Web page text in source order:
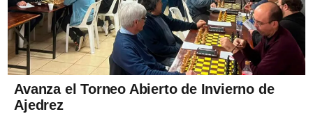
Avanza el Torneo Abierto de Invierno de
Ajedrez